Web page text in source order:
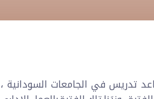
مايو1992م ، بالعمل كمساعد تدريس في الجامعات السودانية ،